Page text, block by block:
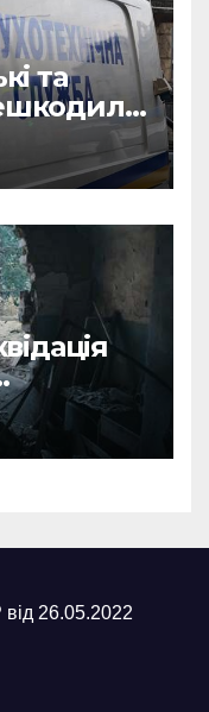
та
КАБами
26.05.2022